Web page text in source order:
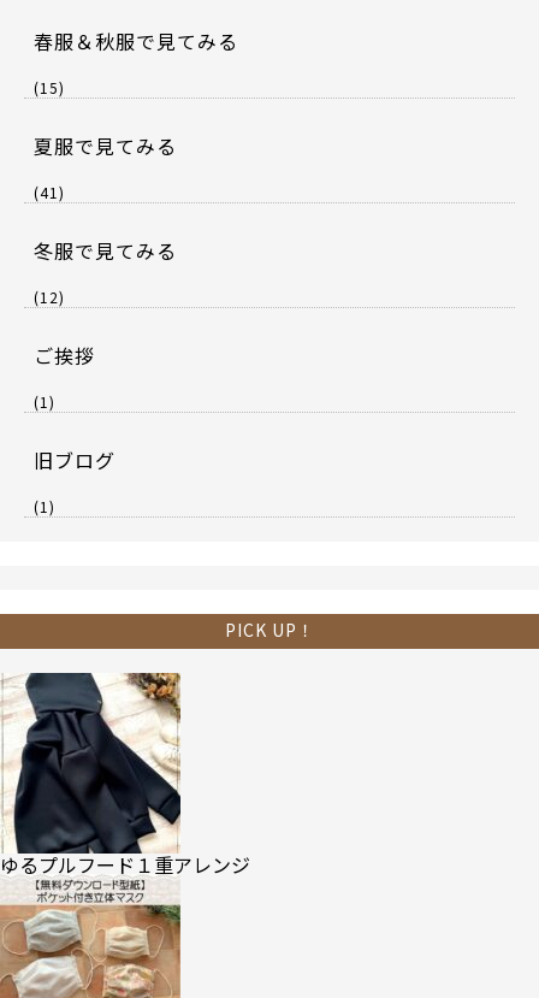
春服＆秋服で見てみる
(15)
夏服で見てみる
(41)
冬服で見てみる
(12)
ご挨拶
(1)
旧ブログ
(1)
PICK UP！
ゆるプルフード１重アレンジ